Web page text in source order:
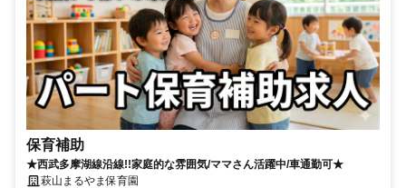
保育補助
★西武多摩湖線沿線!!家庭的な雰囲気/ママさん活躍中/車通勤可★
萩山まるやま保育園